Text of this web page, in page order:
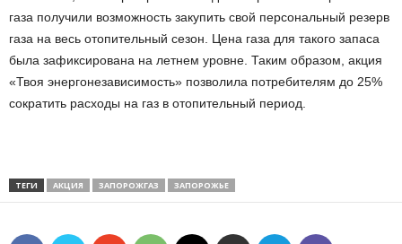
газа получили возможность закупить свой персональный резерв
газа на весь отопительный сезон. Цена газа для такого запаса
была зафиксирована на летнем уровне. Таким образом, акция
«Твоя энергонезависимость» позволила потребителям до 25%
сократить расходы на газ в отопительный период.
ТЕГИ АКЦИЯ ЗАПОРОЖГАЗ ЗАПОРОЖЬЕ